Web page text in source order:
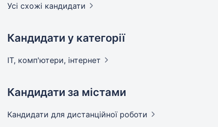
Усі схожі кандидати
Кандидати у категорії
IT, комп'ютери, інтернет
Кандидати за містами
Кандидати для дистанційної роботи